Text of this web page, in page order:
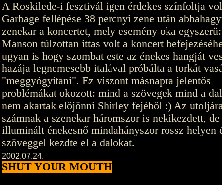
A Roskilede-i fesztivál igen érdekes színfoltja
Garbage fellépése 38 percnyi zene után
zenekar a koncertet, mely esemény oka
Manson túlzottan ittas volt a koncert
ugyan is hogy szombat este az énekes hangját
hazája legnemesebb italával próbálta a torkát
"meggyógyítani". Ez viszont másnapra jelentős
problémákat okozott: mind a szövegek mind a
nem akartak előjönni Shirley fejéből :) Az
számnak a szenekar háromszor is nekikezdett, de
illuminált énekesnő mindahányszor rossz helyen
szöveggel kezdte el a dalokat.
2002.07.24.
SHUT YOUR MOUTH